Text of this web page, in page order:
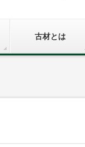
古材とは